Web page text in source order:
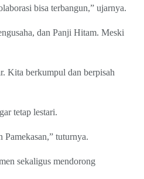
bisa terbangun,” ujarnya.
dan Panji Hitam. Meski
Kita berkumpul dan berpisah
tetap lestari.
tuturnya.
sekaligus mendorong